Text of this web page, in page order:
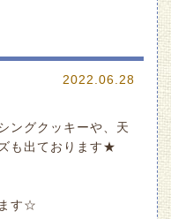
2022.06.28
ングクッキーや、天
も出ております★
す☆